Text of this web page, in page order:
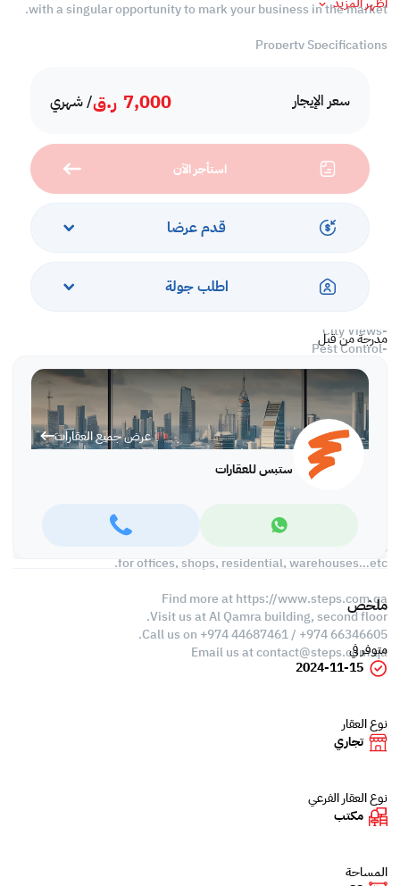
سعر الإيجار 7,000 ر.ق/ شهري
استأجر الآن
قدم عرضا
اطلب جولة
مدرجة من قبل
عرض جميع العقارات
ستبس للعقارات
with a singular opportunity to mark your business in the market.
Property Specifications
Services and Amenities
-City Views
-Pest Control
Call us to schedule a viewing today!
At Steps Real Estate, we provide our clients with tailored property
experiences and offers. Our team operates with professionalism
aiming to maximize our customer satisfaction and obtain a
lifetime relationship. Whether it is business or personal, we
operate a wide portfolio to suit your requirements when looking
for offices, shops, residential, warehouses…etc.
Find more at https://www.steps.com.qa
Visit us at Al Qamra building, second floor.
Call us on +974 44687461 / +974 66346605.
Email us atcontact@steps.com.qa
ملخص
متوفر في
2024-11-15
نوع العقار
تجاري
نوع العقار الفرعي
مكتب
المساحة